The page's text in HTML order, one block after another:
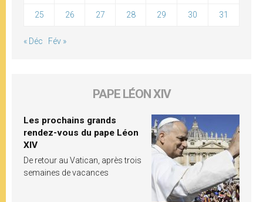
25 26 27 28 29 30 31
« Déc Fév »
PAPE LÉON XIV
Les prochains grands
rendez-vous du pape Léon
XIV
De retour au Vatican, après trois
semaines de vacances